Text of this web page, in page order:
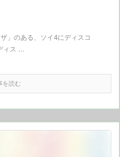
」のある、ソイ4にディスコ
ィス ...
を読む